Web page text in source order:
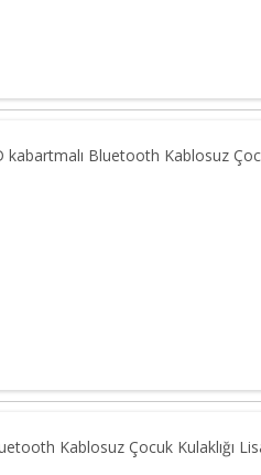
Bluetooth Kablosuz
Kablosuz Çocuk Kulaklığı